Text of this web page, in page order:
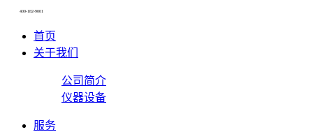
400-182-9001
首页
关于我们
公司简介
仪器设备
服务